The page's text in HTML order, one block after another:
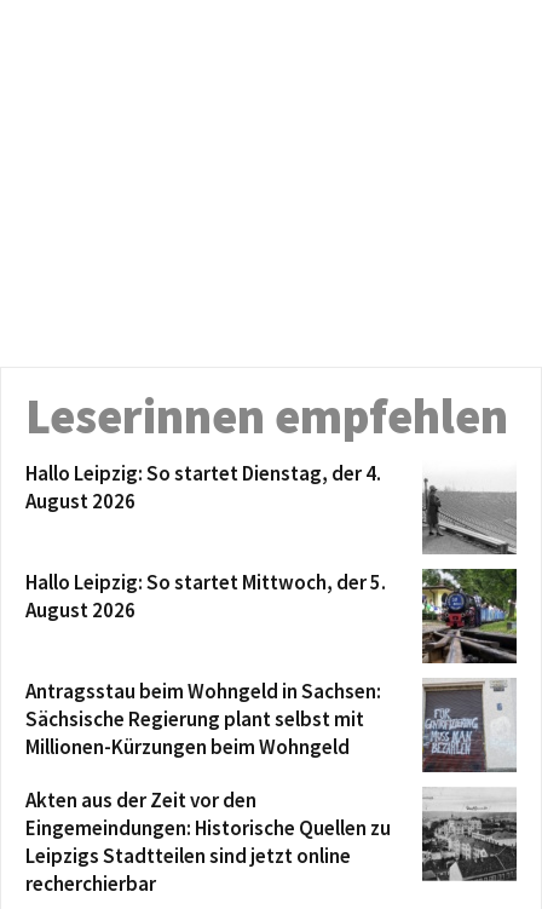
Leserinnen empfehlen
Hallo Leipzig: So startet Dienstag, der 4.
August 2026
Hallo Leipzig: So startet Mittwoch, der 5.
August 2026
Antragsstau beim Wohngeld in Sachsen:
Sächsische Regierung plant selbst mit
Millionen-Kürzungen beim Wohngeld
Akten aus der Zeit vor den
Eingemeindungen: Historische Quellen zu
Leipzigs Stadtteilen sind jetzt online
recherchierbar